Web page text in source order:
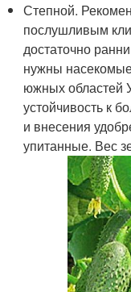
Степной.
послушливым
достаточно
нужны
южных областей
устойчивость к
и внесения
упитанные. Вес